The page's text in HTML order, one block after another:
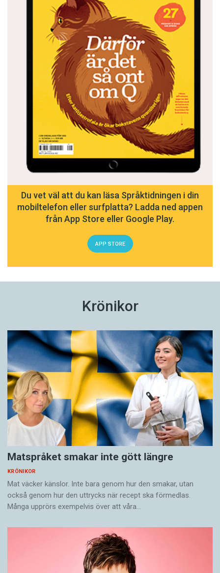
Du vet väl att du kan läsa Språktidningen i din
mobiltelefon eller surfplatta? Ladda ned appen
från App Store eller Google Play.
APP STORE
Krönikor
Matspråket smakar inte gött längre
KRÖNIKOR
Mat väcker känslor. Inte bara genom hur den smakar, utan
också genom hur den uttrycks när recept ska förmedlas.
Många upprörs exempelvis över att våra…